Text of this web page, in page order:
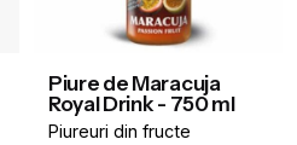
Piure de Maracuja
Royal Drink - 750 ml
Piureuri din fructe